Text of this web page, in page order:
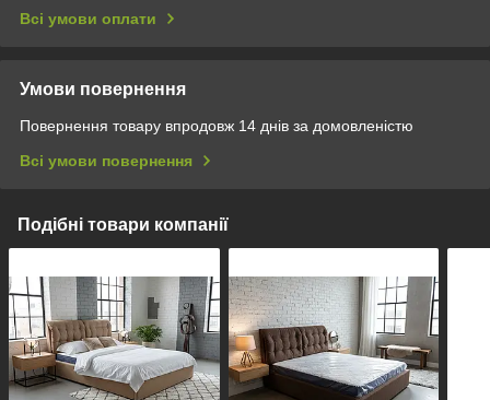
Всі умови оплати
Умови повернення
Повернення товару впродовж 14 днів за домовленістю
Всі умови повернення
Подібні товари компанії